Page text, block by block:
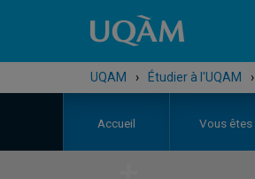
UQAM › Étudier à l'UQAM ›
Accueil Vous êtes